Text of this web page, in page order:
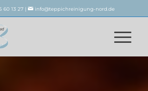
60 13 27 | info@teppichreinigung-nord.de